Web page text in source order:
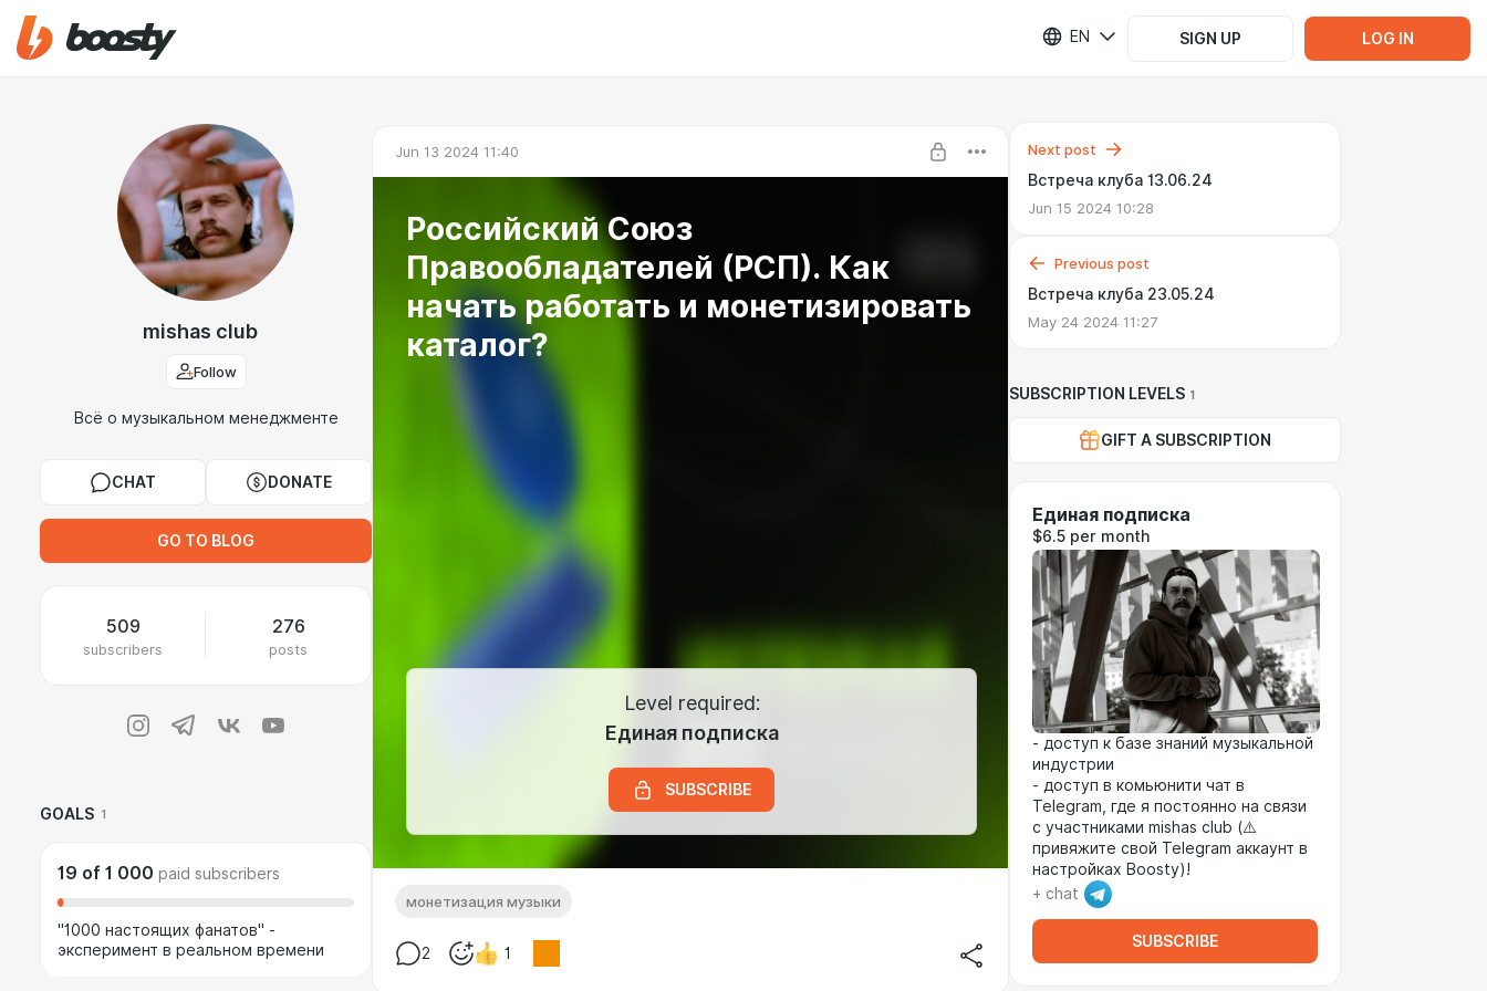
EN SIGN UP LOG IN
mishas club
Follow
Всё о музыкальном менеджменте
CHAT DONATE
GO TO BLOG
509
subscribers
276
posts
GOALS 1
19 of 1 000 paid subscribers
"1000 настоящих фанатов" -
эксперимент в реальном времени
Jun 13 2024 11:40
Российский Союз
Правообладателей (РСП). Как
начать работать и монетизировать
каталог?
Level required:
Единая подписка
SUBSCRIBE
монетизация музыки
2 1
Next post
Встреча клуба 13.06.24
Jun 15 2024 10:28
Previous post
Встреча клуба 23.05.24
May 24 2024 11:27
SUBSCRIPTION LEVELS 1
GIFT A SUBSCRIPTION
Единая подписка
$6.5 per month
- доступ к базе знаний музыкальной
индустрии
- доступ в комьюнити чат в
Telegram, где я постоянно на связи
с участниками mishas club (⚠️
привяжите свой Telegram аккаунт в
настройках Boosty)!
+ chat
SUBSCRIBE